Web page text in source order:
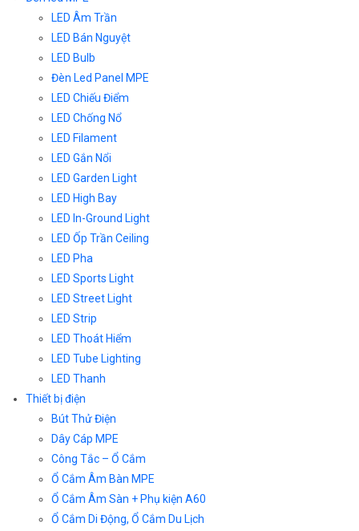
LED Âm Trần
LED Bán Nguyệt
LED Bulb
Đèn Led Panel MPE
LED Chiếu Điểm
LED Chống Nổ
LED Filament
LED Gắn Nổi
LED Garden Light
LED High Bay
LED In-Ground Light
LED Ốp Trần Ceiling
LED Pha
LED Sports Light
LED Street Light
LED Strip
LED Thoát Hiểm
LED Tube Lighting
LED Thanh
Thiết bị điện
Bút Thử Điện
Dây Cáp MPE
Công Tắc – Ổ Cắm
Ổ Cắm Âm Bàn MPE
Ổ Cắm Âm Sàn + Phụ kiện A60
Ổ Cắm Di Động, Ổ Cắm Du Lịch